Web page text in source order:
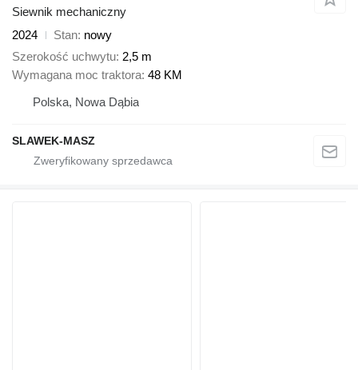
Siewnik mechaniczny
2024
Stan nowy
Szerokość uchwytu 2,5 m
Wymagana moc traktora 48 KM
Polska, Nowa Dąbia
SLAWEK-MASZ